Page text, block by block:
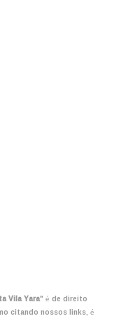
Vila Yara" é de direito
citando nossos links, é